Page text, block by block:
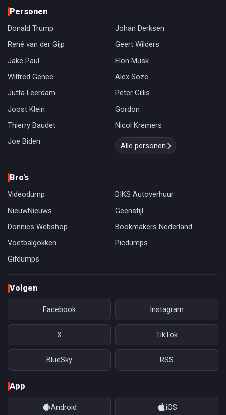
Personen
Donald Trump
Johan Derksen
René van der Gijp
Geert Wilders
Jake Paul
Elon Musk
Wilfred Genee
Alex Soze
Jutta Leerdam
Peter Gillis
Joost Klein
Gordon
Thierry Baudet
Nicol Kremers
Joe Biden
Alle personen
Bro's
Videodump
DIKS Autoverhuur
NieuwNieuws
Geenstijl
Donnies Webshop
Bookmakers Nederland
Voetbalgokken
Picdumps
Gifdumps
Volgen
Facebook Instagram
X TikTok
BlueSky RSS
App
Android iOS